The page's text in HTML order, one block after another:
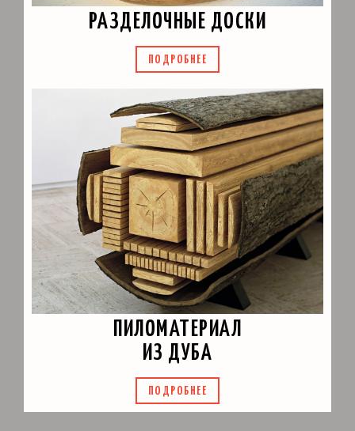
РАЗДЕЛОЧНЫЕ ДОСКИ
ПОДРОБНЕЕ
ПИЛОМАТЕРИАЛ
ИЗ ДУБА
ПОДРОБНЕЕ